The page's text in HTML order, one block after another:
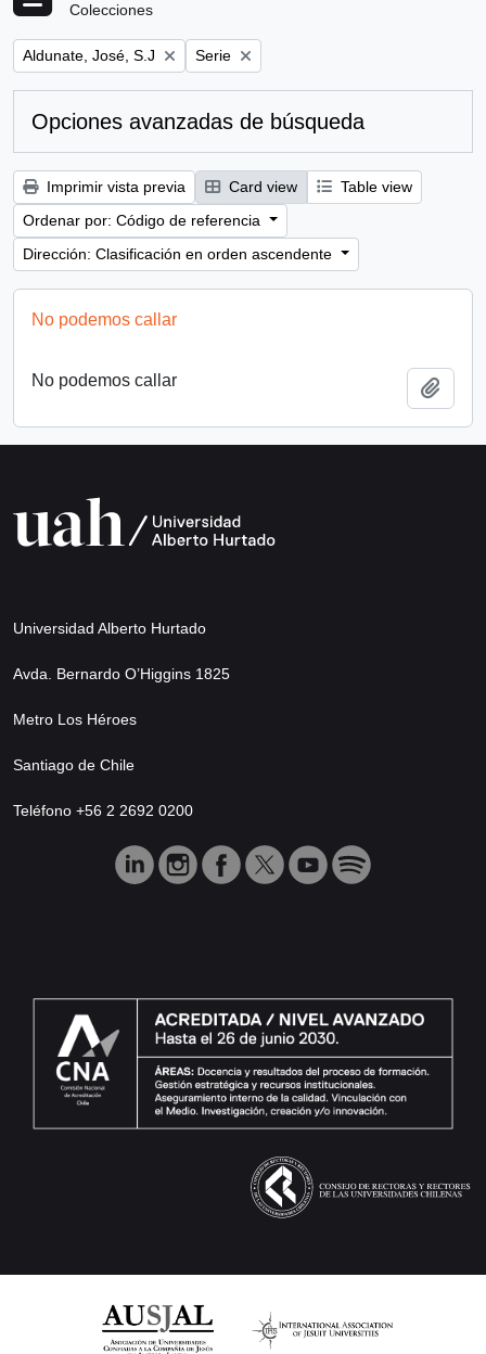
Colecciones
Remove filter:
Aldunate, José, S.J Remove filter:
Serie
Opciones avanzadas de búsqueda
Imprimir vista previa Card view
Table view
Ordenar por: Código de referencia
Dirección: Clasificación en orden ascendente
No podemos callar
No podemos callar
Universidad Alberto Hurtado
Avda. Bernardo O’Higgins 1825
Metro Los Héroes
Santiago de Chile
Teléfono +56 2 2692 0200